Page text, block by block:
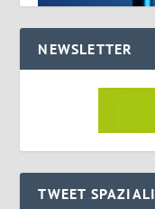
NEWSLETTER
TWEET SPAZIALI